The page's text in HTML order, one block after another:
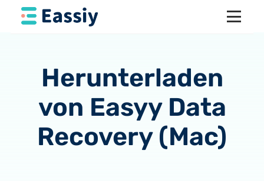
Herunterladen
von Easyy Data
Recovery (Mac)